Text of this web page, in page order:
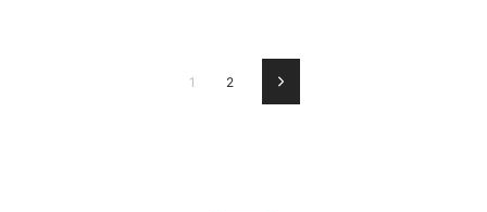
1 2 Volgende